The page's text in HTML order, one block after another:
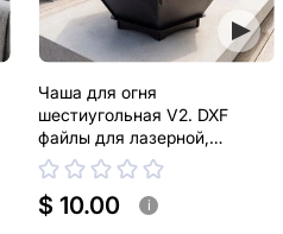
Чаша для огня
шестиугольная V2. DXF
файлы для лазерной,
плазменной резки
$ 10.00 i